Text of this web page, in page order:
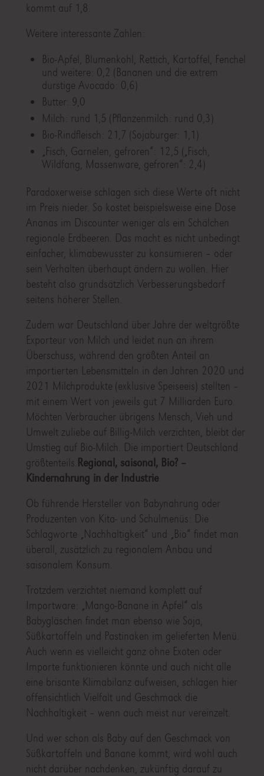
kommt auf 1,8.
Weitere interessante Zahlen:
Bio-Apfel, Blumenkohl, Rettich, Kartoffel, Fenchel
und weitere: 0,2 (Bananen und die extrem
durstige Avocado: 0,6)
Butter: 9,0
Milch: rund 1,5 (Pflanzenmilch: rund 0,3)
Bio-Rindfleisch: 21,7 (Sojaburger: 1,1)
„Fisch, Garnelen, gefroren“: 12,5 („Fisch,
Wildfang, Massenware, gefroren“: 2,4)
Paradoxerweise schlagen sich diese Werte oft nicht
im Preis nieder. So kostet beispielsweise eine Dose
Ananas im Discounter weniger als ein Schälchen
regionale Erdbeeren. Das macht es nicht unbedingt
einfacher, klimabewusster zu konsumieren – oder
sein Verhalten überhaupt ändern zu wollen. Hier
besteht also grundsätzlich Verbesserungsbedarf
seitens höherer Stellen.
Zudem war Deutschland über Jahre der weltgrößte
Exporteur von Milch und leidet nun an ihrem
Überschuss, während den größten Anteil an
importierten Lebensmitteln in den Jahren 2020 und
2021 Milchprodukte (exklusive Speiseeis) stellten –
mit einem Wert von jeweils gut 7 Milliarden Euro.
Möchten Verbraucher übrigens Mensch, Vieh und
Umwelt zuliebe auf Billig-Milch verzichten, bleibt der
Umstieg auf Bio-Milch. Die importiert Deutschland
größtenteils. Regional, saisonal, Bio? –
Kindernahrung in der Industrie
Ob führende Hersteller von Babynahrung oder
Produzenten von Kita- und Schulmenüs: Die
Schlagworte „Nachhaltigkeit“ und „Bio“ findet man
überall, zusätzlich zu regionalem Anbau und
saisonalem Konsum.
Trotzdem verzichtet niemand komplett auf
Importware: „Mango-Banane in Apfel“ als
Babygläschen findet man ebenso wie Soja,
Süßkartoffeln und Pastinaken im gelieferten Menü.
Auch wenn es vielleicht ganz ohne Exoten oder
Importe funktionieren könnte und auch nicht alle
eine brisante Klimabilanz aufweisen, schlagen hier
offensichtlich Vielfalt und Geschmack die
Nachhaltigkeit – wenn auch meist nur vereinzelt.
Und wer schon als Baby auf den Geschmack von
Süßkartoffeln und Banane kommt, wird wohl auch
nicht darüber nachdenken, zukünftig darauf zu